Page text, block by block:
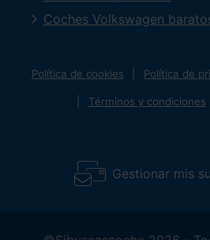
Coches Volkswagen
Política de cookies Política de
Términos y condiciones
Gestionar mis